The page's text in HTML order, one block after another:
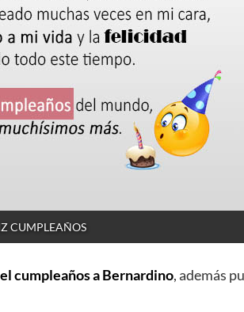
CUMPLEAÑOS
cumpleaños a Bernardino, además